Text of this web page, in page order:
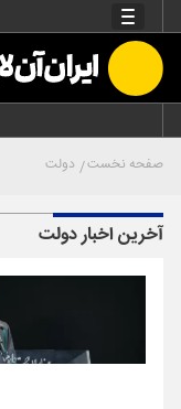
صفحه نخست دولت
آخرین اخبار دولت